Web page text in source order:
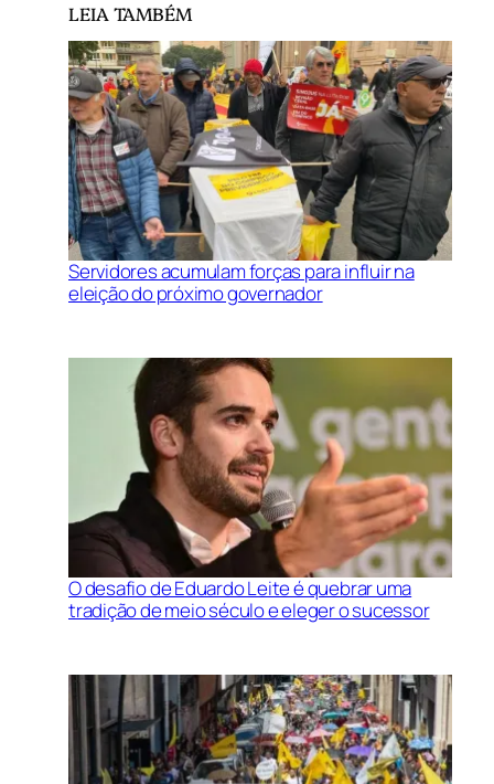
LEIA TAMBÉM
Servidores acumulam forças para influir na
eleição do próximo governador
O desafio de Eduardo Leite é quebrar uma
tradição de meio século e eleger o sucessor